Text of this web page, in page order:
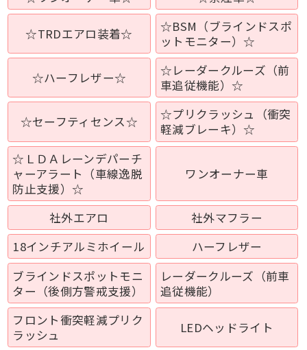
☆TRDエアロ装着☆
☆BSM（ブラインドスポ
ットモニター）☆
☆ハーフレザー☆
☆レーダークルーズ（前
車追従機能）☆
☆セーフティセンス☆
☆プリクラッシュ（衝突
軽減ブレーキ）☆
☆ＬＤＡレーンデパーチ
ャーアラート（車線逸脱
防止支援）☆
ワンオーナー車
社外エアロ
社外マフラー
18インチアルミホイール
ハーフレザー
ブラインドスポットモニ
ター（後側方警戒支援）
レーダークルーズ（前車
追従機能）
フロント衝突軽減プリク
ラッシュ
LEDヘッドライト